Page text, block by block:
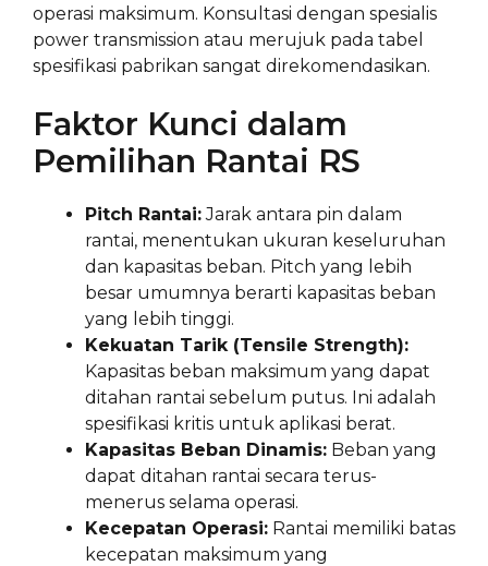
operasi maksimum. Konsultasi dengan spesialis
power transmission atau merujuk pada tabel
spesifikasi pabrikan sangat direkomendasikan.
Faktor Kunci dalam
Pemilihan Rantai RS
Pitch Rantai:Jarak antara pin dalam
rantai, menentukan ukuran keseluruhan
dan kapasitas beban. Pitch yang lebih
besar umumnya berarti kapasitas beban
yang lebih tinggi.
Kekuatan Tarik (Tensile Strength):
Kapasitas beban maksimum yang dapat
ditahan rantai sebelum putus. Ini adalah
spesifikasi kritis untuk aplikasi berat.
Kapasitas Beban Dinamis: Beban yang
dapat ditahan rantai secara terus-
menerus selama operasi.
Kecepatan Operasi: Rantai memiliki batas
kecepatan maksimum yang